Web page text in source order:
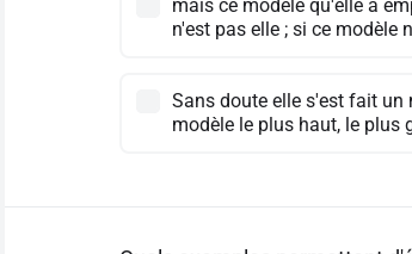
mais ce modèle qu'elle a
n'est pas elle ; si ce modèle
Sans doute elle s'est fait un
modèle le plus haut, le plus